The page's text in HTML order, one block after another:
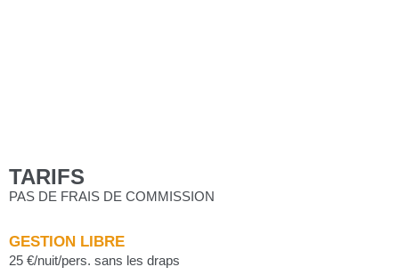
TARIFS
PAS DE FRAIS DE COMMISSION
GESTION LIBRE
25 €/nuit/pers. sans les draps